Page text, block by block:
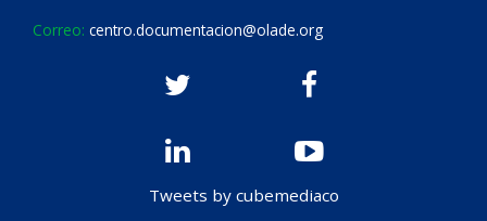
Correo: centro.documentacion@olade.org
Tweets by cubemediaco